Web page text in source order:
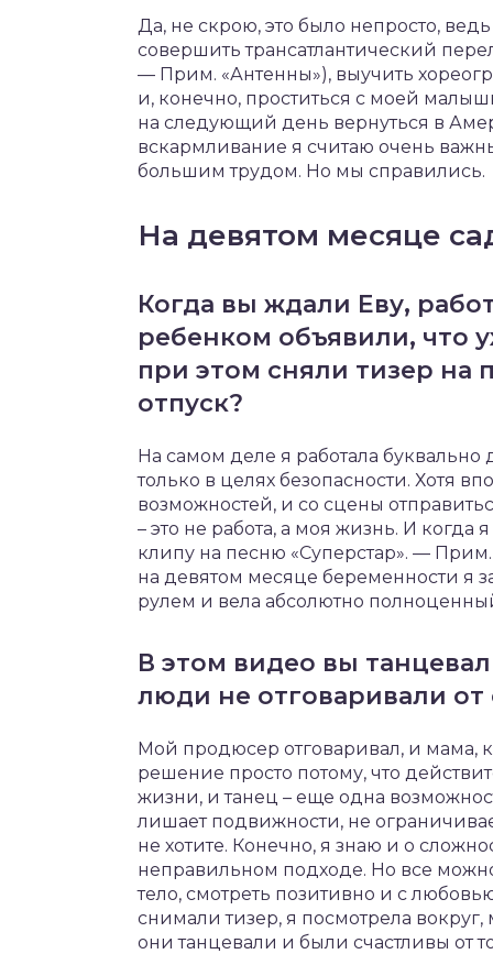
Да, не скрою, это было непросто,
совершить трансатлантический
— Прим. «Антенны»), выучить
и, конечно, проститься с моей
на следующий день вернуться в
вскармливание я считаю очень
большим трудом. Но мы справились.
На девятом месяце
Когда вы ждали Еву,
ребенком объявили, что
при этом сняли тизер на
отпуск?
На самом деле я работала буквально
только в целях безопасности. Хотя
возможностей, и со сцены
– это не работа, а моя жизнь. И
клипу на песню «Суперстар». —
на девятом месяце беременности я
рулем и вела абсолютно
В этом видео вы
люди не отговаривали от
Мой продюсер отговаривал, и мама,
решение просто потому, что
жизни, и танец – еще одна
лишает подвижности, не
не хотите. Конечно, я знаю и о
неправильном подходе. Но все
тело, смотреть позитивно и с
снимали тизер, я посмотрела
они танцевали и были счастливы от